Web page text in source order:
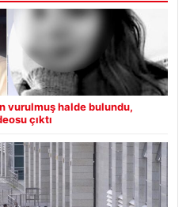
vurulmuş halde bulundu,
çıktı